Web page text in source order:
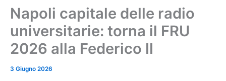
Napoli capitale delle radio
universitarie: torna il FRU
2026 alla Federico II
3 Giugno 2026